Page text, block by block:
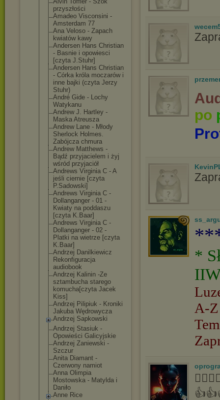
przyszłości
Amadeo Visconsini -
Amsterdam 77
Ana Veloso - Zapach
kwiatów kawy
Andersen Hans Christian
- Basnie i opowiesci
[czyta J.Stuhr]
Andersen Hans Christian
- Córka króla moczarów i
inne bajki (czyta Jerzy
Stuhr)
André Gide - Lochy
Watykanu
Andrew J. Hartley -
Maska Atreusza
Andrew Lane - Młody
Sherlock Holmes.
Zabójcza chmura
Andrew Matthews -
Bądź przyjacielem i żyj
wśród przyjaciół
Andrews Virginia C - A
jeśli ciernie [czyta
P.Sadowski]
Andrews Virginia C -
Dollanganger - 01 -
Kwiaty na poddaszu
[czyta K.Baar]
Andrews Virginia C -
Dollanganger - 02 -
Platki na wietrze [czyta
K.Baar]
Andrzej Danilkiewicz
Rekonfiguracja
audiobook
Andrzej Kalinin -Ze
sztambucha starego
komucha[czyta Jacek
Kiss]
Andrzej Pilipiuk - Kroniki
Jakuba Wędrowycza
Andrzej Sapkowski
Andrzej Stasiuk -
Opowieści Galicyjskie
Andrzej Zaniewski -
Szczur
Anita Diamant -
Czerwony namiot
Anna Olimpia
Mostowska - Matylda i
Daniło
Anne Rice
po
*
A-